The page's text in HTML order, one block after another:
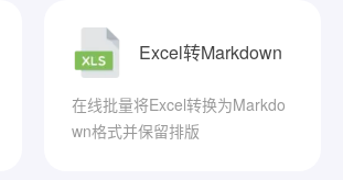
Excel转Markdown
在线批量将Excel转换为Markdo
wn格式并保留排版